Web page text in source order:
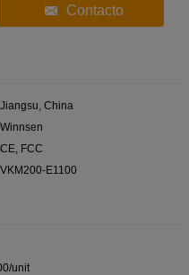
Contacto
Jiangsu, China
Winnsen
CE, FCC
VKM200-E1100
unit